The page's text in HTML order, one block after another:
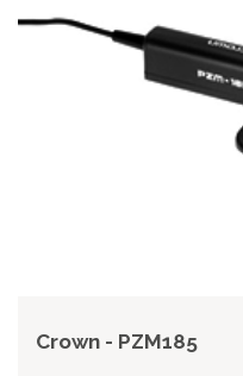
Crown - PZM185